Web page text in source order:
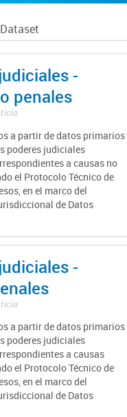
-
penales
a partir de datos primarios
poderes judiciales
a causas no
el Protocolo Técnico de
en el marco del
de Datos
-
a partir de datos primarios
poderes judiciales
a causas
el Protocolo Técnico de
en el marco del
de Datos